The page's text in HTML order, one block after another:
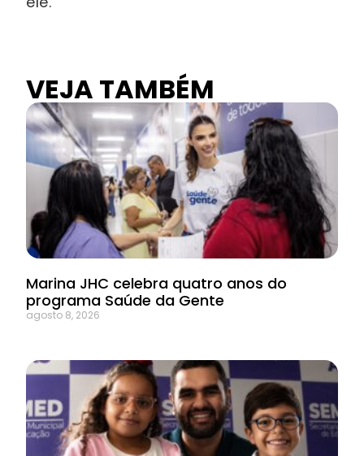
VEJA TAMBÉM
Marina JHC celebra quatro anos do
programa Saúde da Gente
agosto 8, 2026